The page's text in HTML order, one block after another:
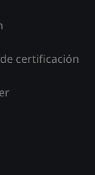
certificación